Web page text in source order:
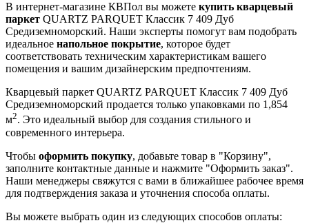
В интернет-магазине КВПол вы можете купить кварцевый
паркет QUARTZ PARQUET Классик 7 409 Дуб
Средиземноморский. Наши эксперты помогут вам подобрать
идеальное напольное покрытие, которое будет
соответствовать техническим характеристикам вашего
помещения и вашим дизайнерским предпочтениям.
Кварцевый паркет QUARTZ PARQUET Классик 7 409 Дуб
Средиземноморский продается только упаковками по 1,854
м2. Это идеальный выбор для создания стильного и
современного интерьера.
Чтобы оформить покупку, добавьте товар в "Корзину",
заполните контактные данные и нажмите "Оформить заказ".
Наши менеджеры свяжутся с вами в ближайшее рабочее время
для подтверждения заказа и уточнения способа оплаты.
Вы можете выбрать один из следующих способов оплаты: